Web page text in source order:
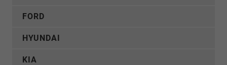
FORD
HYUNDAI
KIA